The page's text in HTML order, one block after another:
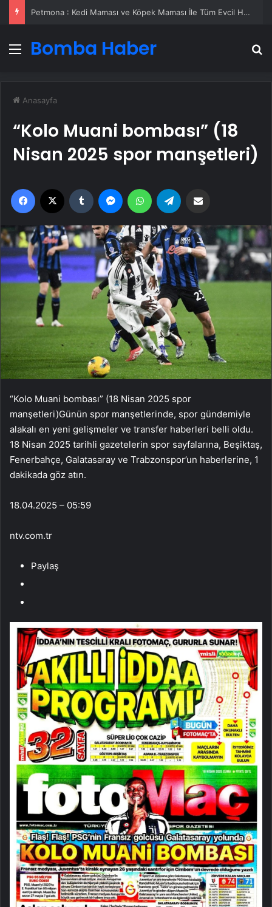
Fiber İnternet
Menü
Bomba Haber
Anasayfa
“Kolo Muani bombası” (18
Nisan 2025 spor manşetleri)
Facebook Tumblr MessengerWhatsApp
“Kolo Muani bombası” (18 Nisan 2025 spor
manşetleri)Günün spor manşetlerinde, spor gündemiyle
alakalı en yeni gelişmeler ve transfer haberleri belli oldu.
18 Nisan 2025 tarihli gazetelerin spor sayfalarına, Beşiktaş,
Fenerbahçe, Galatasaray ve Trabzonspor’un haberlerine, 1
dakikada göz atın.
18.04.2025 – 05:59
ntv.com.tr
Paylaş